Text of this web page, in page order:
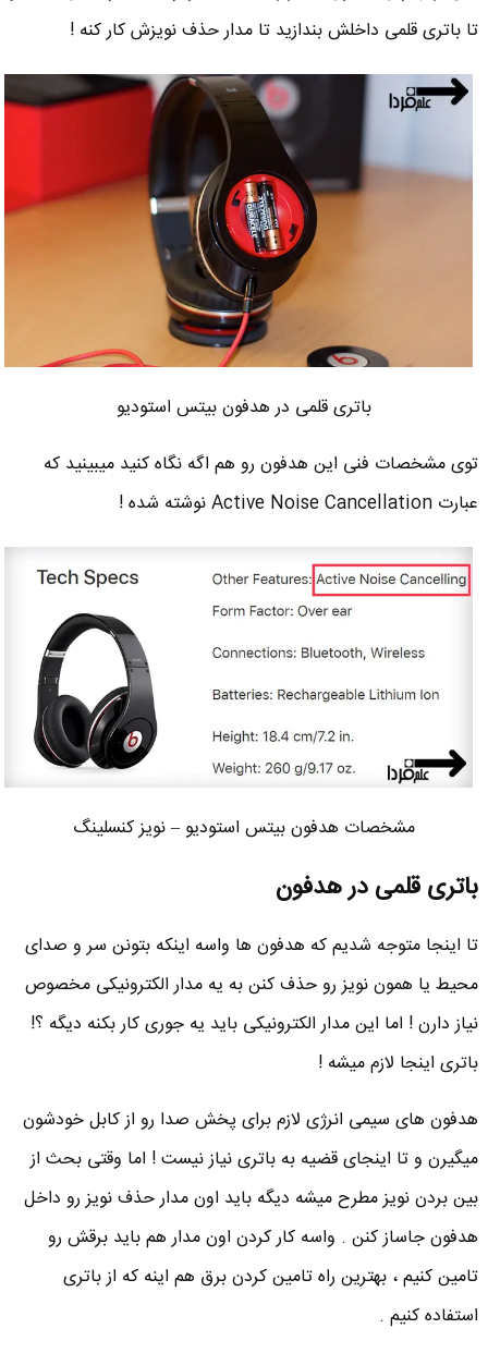
تا باتری قلمی داخلش بندازید تا مدار حذف نویزش کار کنه !
باتری قلمی در هدفون بیتس استودیو
توی مشخصات فنی این هدفون رو هم اگه نگاه کنید میبینید که
عبارت Active Noise Cancellation نوشته شده !
مشخصات هدفون بیتس استودیو – نویز کنسلینگ
باتری قلمی در هدفون
تا اینجا متوجه شدیم که هدفون ها واسه اینکه بتونن سر و صدای
محیط یا همون نویز رو حذف کنن به یه مدار الکترونیکی مخصوص
نیاز دارن ! اما این مدار الکترونیکی باید یه جوری کار بکنه دیگه ؟!
باتری اینجا لازم میشه !
هدفون های سیمی انرژی لازم برای پخش صدا رو از کابل خودشون
میگیرن و تا اینجای قضیه به باتری نیاز نیست ! اما وقتی بحث از
بین بردن نویز مطرح میشه دیگه باید اون مدار حذف نویز رو داخل
هدفون جاساز کنن . واسه کار کردن اون مدار هم باید برقش رو
تامین کنیم ، بهترین راه تامین کردن برق هم اینه که از باتری
استفاده کنیم .